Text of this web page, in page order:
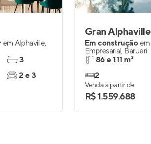
em Alphaville,
3
2 e 3
Gran Alphaville
Em construção em
Empresarial, Barueri
86 e 111 m²
2
Venda a partir de
R$ 1.559.688